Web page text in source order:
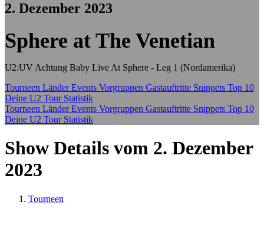
2. Dezember 2023
Sphere at The Venetian
U2:UV Achtung Baby Live At Sphere - Leg 1 (Nordamerika)
Tourneen LänderEvents Vorgruppen Gastauftritte Snippets Top 10
Deine U2 Tour Statistik
Tourneen LänderEvents Vorgruppen Gastauftritte Snippets Top 10
Deine U2 Tour Statistik
Show Details vom 2. Dezember
2023
Tourneen